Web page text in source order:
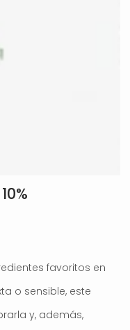
favoritos en
o sensible, este
y, además,